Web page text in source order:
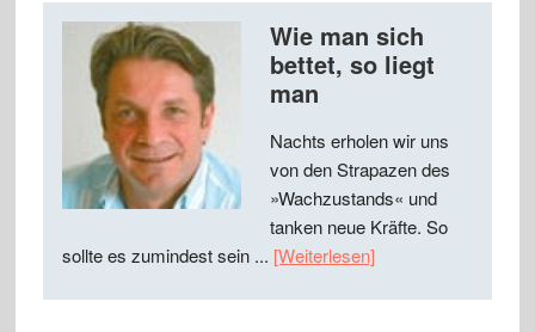
Wie man sich
bettet, so liegt
man
Nachts erholen wir uns
von den Strapazen des
»Wachzustands« und
tanken neue Kräfte. So
sollte es zumindest sein ... [Weiterlesen]